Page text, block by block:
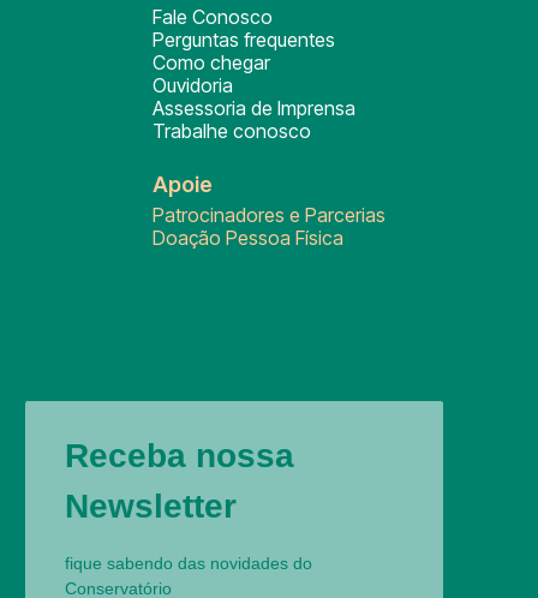
Fale Conosco
Perguntas frequentes
Como chegar
Ouvidoria
Assessoria de Imprensa
Trabalhe conosco
Apoie
Patrocinadores e Parcerias
Doação Pessoa Física